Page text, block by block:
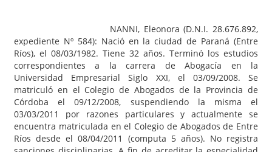
NANNI, Eleonora (D.N.I. 28.676.892,
expediente Nº 584): Nació en la ciudad de Paraná (Entre
Ríos), el 08/03/1982. Tiene 32 años. Terminó los estudios
correspondientes a la carrera de Abogacía en la
Universidad Empresarial Siglo XXI, el 03/09/2008. Se
matriculó en el Colegio de Abogados de la Provincia de
Córdoba el 09/12/2008, suspendiendo la misma el
03/03/2011 por razones particulares y actualmente se
encuentra matriculada en el Colegio de Abogados de Entre
Ríos desde el 08/04/2011 (computa 5 años). No registra